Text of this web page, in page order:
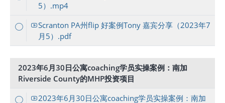
5）.mp4
Scranton PA州flip 好案例Tony 嘉宾分享（2023年7
月5）.pdf
2023年6月30日公寓coaching学员实操案例：南加
Riverside County的MHP投资项目
2023年6月30日公寓coaching学员实操案例：南加